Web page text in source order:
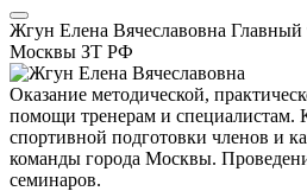
Жгун Елена Вячеславовна Главный
Москвы ЗТ РФ
Оказание методической,
помощи тренерам и специалистам.
спортивной подготовки членов и
команды города Москвы.
семинаров.